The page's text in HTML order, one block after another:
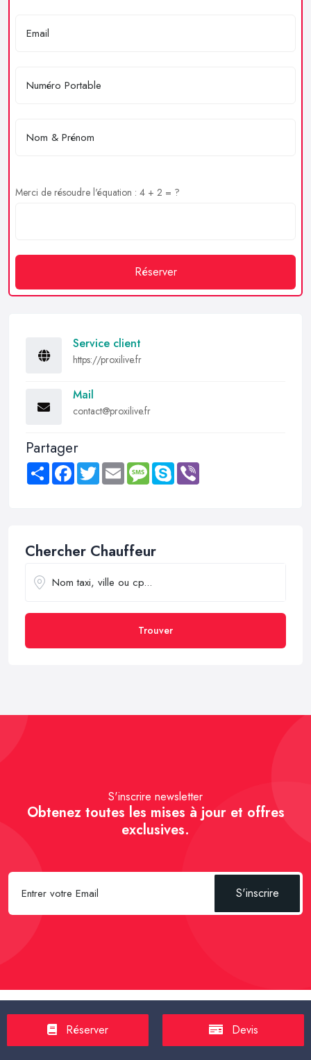
Merci de résoudre l'équation : 4 + 2 = ?
Réserver
Service client
https://proxilive.fr
Mail
contact@proxilive.fr
Partager
Share FacebookTwitter Email MessageSkype
Chercher Chauffeur
Trouver
S'inscrire newsletter
Obtenez toutes les mises à jour et offres
exclusives.
S'inscrire
Spécial Passager : -Réserver un Taxi
Réserver Devis